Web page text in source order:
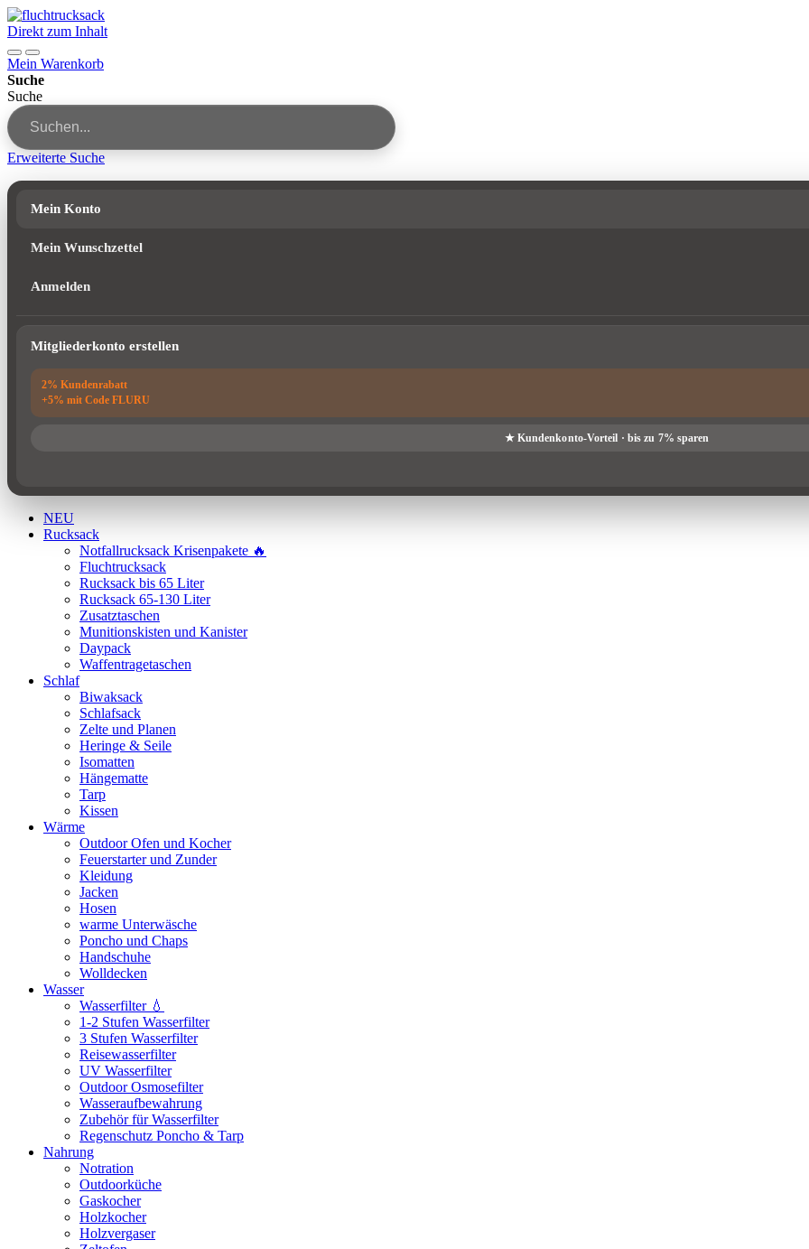
Direkt zum Inhalt
Mein Warenkorb
Suche
Suche
Erweiterte Suche
Mein Konto
Mein Wunschzettel
Anmelden
Mitgliederkonto erstellen
NEU
Rucksack
Notfallrucksack Krisenpakete 🔥
Fluchtrucksack
Rucksack bis 65 Liter
Rucksack 65-130 Liter
Zusatztaschen
Munitionskisten und Kanister
Daypack
Waffentragetaschen
Schlaf
Biwaksack
Schlafsack
Zelte und Planen
Heringe & Seile
Isomatten
Hängematte
Tarp
Kissen
Wärme
Outdoor Ofen und Kocher
Feuerstarter und Zunder
Kleidung
Jacken
Hosen
warme Unterwäsche
Poncho und Chaps
Handschuhe
Wolldecken
Wasser
Wasserfilter 💧
1-2 Stufen Wasserfilter
3 Stufen Wasserfilter
Reisewasserfilter
UV Wasserfilter
Outdoor Osmosefilter
Wasseraufbewahrung
Zubehör für Wasserfilter
Regenschutz Poncho & Tarp
Nahrung
Notration
Outdoorküche
Gaskocher
Holzkocher
Holzvergaser